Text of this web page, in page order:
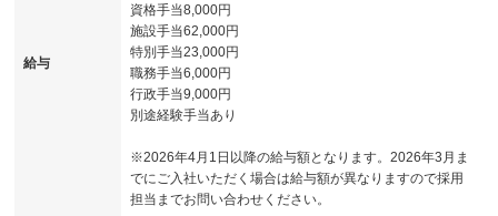
給与
資格手当8,000円
施設手当62,000円
特別手当23,000円
職務手当6,000円
行政手当9,000円
別途経験手当あり
※2026年4月1日以降の給与額となります。2026年3月ま
でにご入社いただく場合は給与額が異なりますので採用
担当までお問い合わせください。